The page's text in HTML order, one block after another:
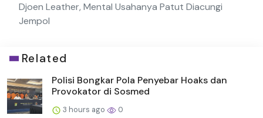
Djoen Leather, Mental Usahanya Patut Diacungi
Jempol
Related
Polisi Bongkar Pola Penyebar Hoaks dan
Provokator di Sosmed
3 hours ago 0